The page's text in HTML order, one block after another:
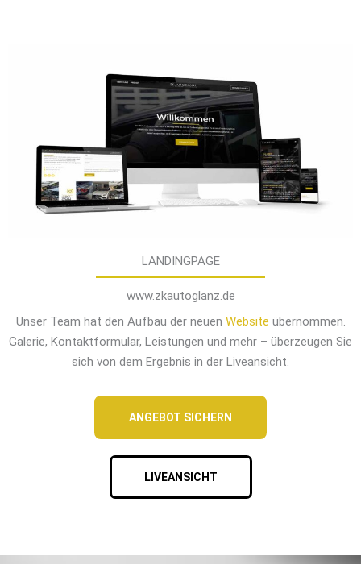
LANDINGPAGE
www.zkautoglanz.de
Unser Team hat den Aufbau der neuen Website übernommen.
Galerie, Kontaktformular, Leistungen und mehr – überzeugen Sie
sich von dem Ergebnis in der Liveansicht.
ANGEBOT SICHERN
LIVEANSICHT